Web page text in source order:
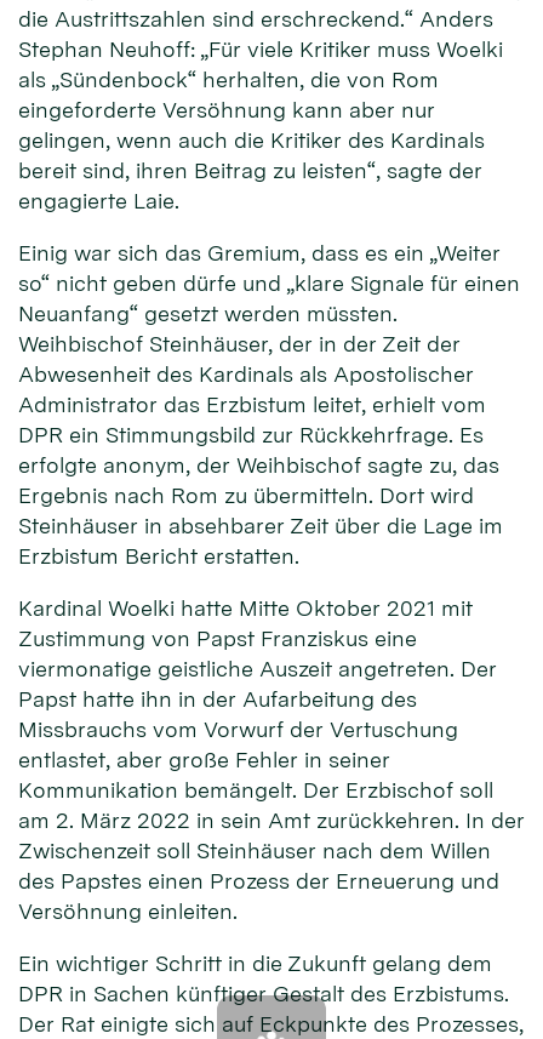
die Austrittszahlen sind erschreckend.“ Anders
Stephan Neuhoff: „Für viele Kritiker muss Woelki
als „Sündenbock“ herhalten, die von Rom
eingeforderte Versöhnung kann aber nur
gelingen, wenn auch die Kritiker des Kardinals
bereit sind, ihren Beitrag zu leisten“, sagte der
engagierte Laie.
Einig war sich das Gremium, dass es ein „Weiter
so“ nicht geben dürfe und „klare Signale für einen
Neuanfang“ gesetzt werden müssten.
Weihbischof Steinhäuser, der in der Zeit der
Abwesenheit des Kardinals als Apostolischer
Administrator das Erzbistum leitet, erhielt vom
DPR ein Stimmungsbild zur Rückkehrfrage. Es
erfolgte anonym, der Weihbischof sagte zu, das
Ergebnis nach Rom zu übermitteln. Dort wird
Steinhäuser in absehbarer Zeit über die Lage im
Erzbistum Bericht erstatten.
Kardinal Woelki hatte Mitte Oktober 2021 mit
Zustimmung von Papst Franziskus eine
viermonatige geistliche Auszeit angetreten. Der
Papst hatte ihn in der Aufarbeitung des
Missbrauchs vom Vorwurf der Vertuschung
entlastet, aber große Fehler in seiner
Kommunikation bemängelt. Der Erzbischof soll
am 2. März 2022 in sein Amt zurückkehren. In der
Zwischenzeit soll Steinhäuser nach dem Willen
des Papstes einen Prozess der Erneuerung und
Versöhnung einleiten.
Ein wichtiger Schritt in die Zukunft gelang dem
DPR in Sachen künftiger Gestalt des Erzbistums.
Der Rat einigte sich auf Eckpunkte des Prozesses,